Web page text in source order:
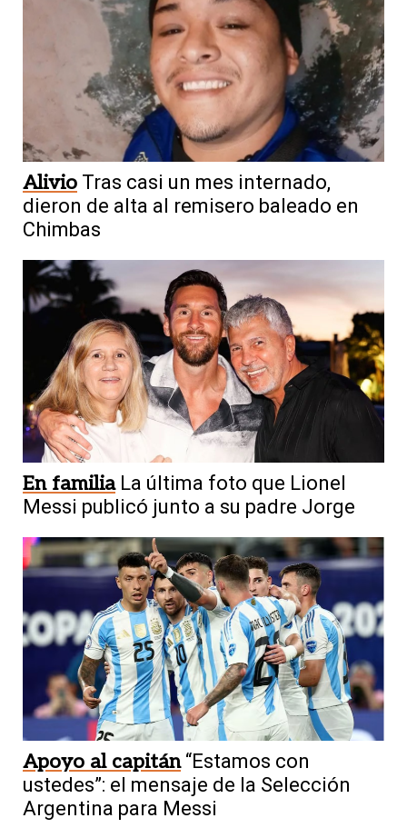
Alivio Tras casi un mes internado,
dieron de alta al remisero baleado en
Chimbas
En familia La última foto que Lionel
Messi publicó junto a su padre Jorge
Apoyo al capitán “Estamos con
ustedes”: el mensaje de la Selección
Argentina para Messi